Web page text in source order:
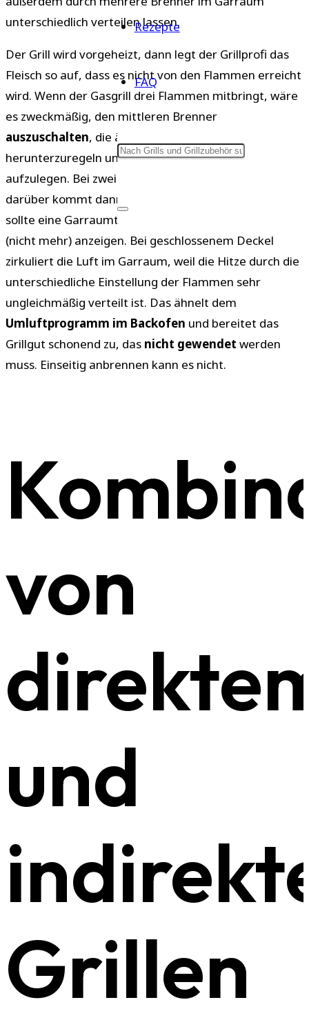
Rezepte
FAQ
unterschiedlich verteilen lassen.
Der Grill wird vorgeheizt, dann legt der Grillprofi das
Fleisch so auf, dass es nicht von den Flammen erreicht
wird. Wenn der Gasgrill drei Flammen mitbringt, wäre
es zweckmäßig, den mittleren Brenner
auszuschalten, die äußeren Brenner
herunterzuregeln und das Fleisch in der Mitte
aufzulegen. Bei zwei Flammen wird eine abgeschaltet,
darüber kommt dann das Grillgut. Das Thermometer
sollte eine Garraumtemperatur von
(nicht mehr) anzeigen. Bei geschlossenem Deckel
zirkuliert die Luft im Garraum, weil die Hitze durch die
unterschiedliche Einstellung der Flammen sehr
ungleichmäßig verteilt ist. Das ähnelt dem
Umluftprogramm im Backofen und bereitet das
Grillgut schonend zu, das nicht gewendet werden
muss. Einseitig anbrennen kann es nicht.
von
und
Grillen